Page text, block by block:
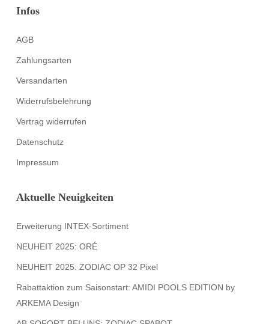
Infos
AGB
Zahlungsarten
Versandarten
Widerrufsbelehrung
Vertrag widerrufen
Datenschutz
Impressum
Aktuelle Neuigkeiten
Erweiterung INTEX-Sortiment
NEUHEIT 2025: ORÉ
NEUHEIT 2025: ZODIAC OP 32 Pixel
Rabattaktion zum Saisonstart: AMIDI POOLS EDITION by
ARKEMA Design